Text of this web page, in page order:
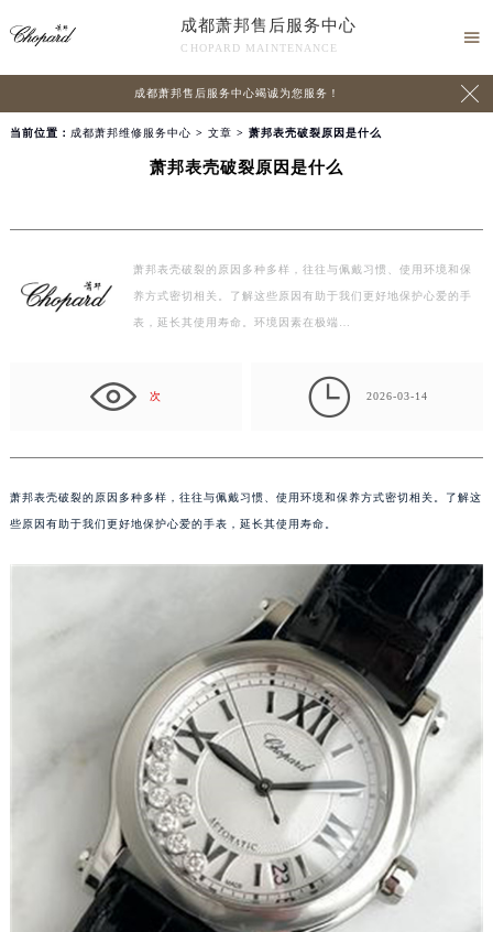
成都萧邦售后服务中心
CHOPARD MAINTENANCE

成都萧邦售后服务中心竭诚为您服务！ 
当前位置： 成都萧邦维修服务中心 > 文章 > 萧邦表壳破裂原因是什么
萧邦表壳破裂原因是什么
萧邦表壳破裂的原因多种多样，往往与佩戴习惯、使用环境和保
养方式密切相关。了解这些原因有助于我们更好地保护心爱的手
表，延长其使用寿命。环境因素在极端…
次  2026-03-14
萧邦表壳破裂的原因多种多样，往往与佩戴习惯、使用环境和保养方式密切相关。了解这
些原因有助于我们更好地保护心爱的手表，延长其使用寿命。